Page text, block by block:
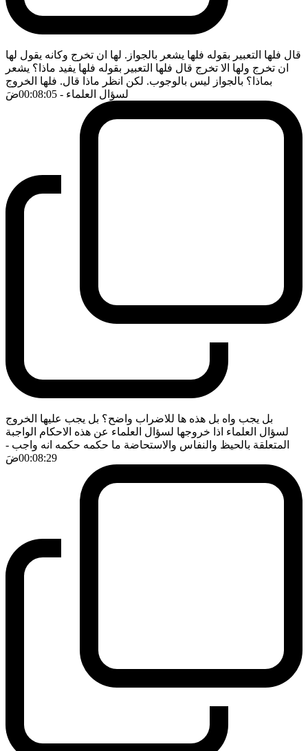
قال فلها التعبير بقوله فلها يشعر بالجواز. لها ان تخرج وكانه يقول لها
ان تخرج ولها الا تخرج قال فلها التعبير بقوله فلها يفيد ماذا؟ يشعر
بماذا؟ بالجواز ليس بالوجوب. لكن انظر ماذا قال. فلها الخروج
لسؤال العلماء - 00:08:05 ضَ
بل يجب واه بل هذه ها للاضراب واضح؟ بل يجب عليها الخروج
لسؤال العلماء اذا خروجها لسؤال العلماء عن هذه الاحكام الواجبة
المتعلقة بالحيظ والنفاس والاستحاضة ما حكمه حكمه انه واجب -
00:08:29ضَ